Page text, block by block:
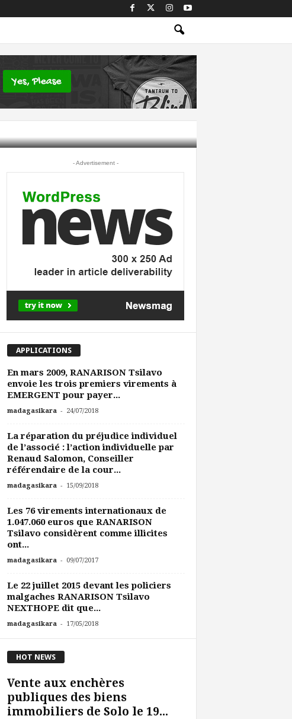
- Advertisement -
APPLICATIONS
En mars 2009, RANARISON Tsilavo
envoie les trois premiers virements à
EMERGENT pour payer...
madagasikara - 24/07/2018
La réparation du préjudice individuel
de l’associé : l’action individuelle par
Renaud Salomon, Conseiller
référendaire de la cour...
madagasikara - 15/09/2018
Les 76 virements internationaux de
1.047.060 euros que RANARISON
Tsilavo considèrent comme illicites
ont...
madagasikara - 09/07/2017
Le 22 juillet 2015 devant les policiers
malgaches RANARISON Tsilavo
NEXTHOPE dit que...
madagasikara - 17/05/2018
HOT NEWS
Vente aux enchères
publiques des biens
immobiliers de Solo le 19...